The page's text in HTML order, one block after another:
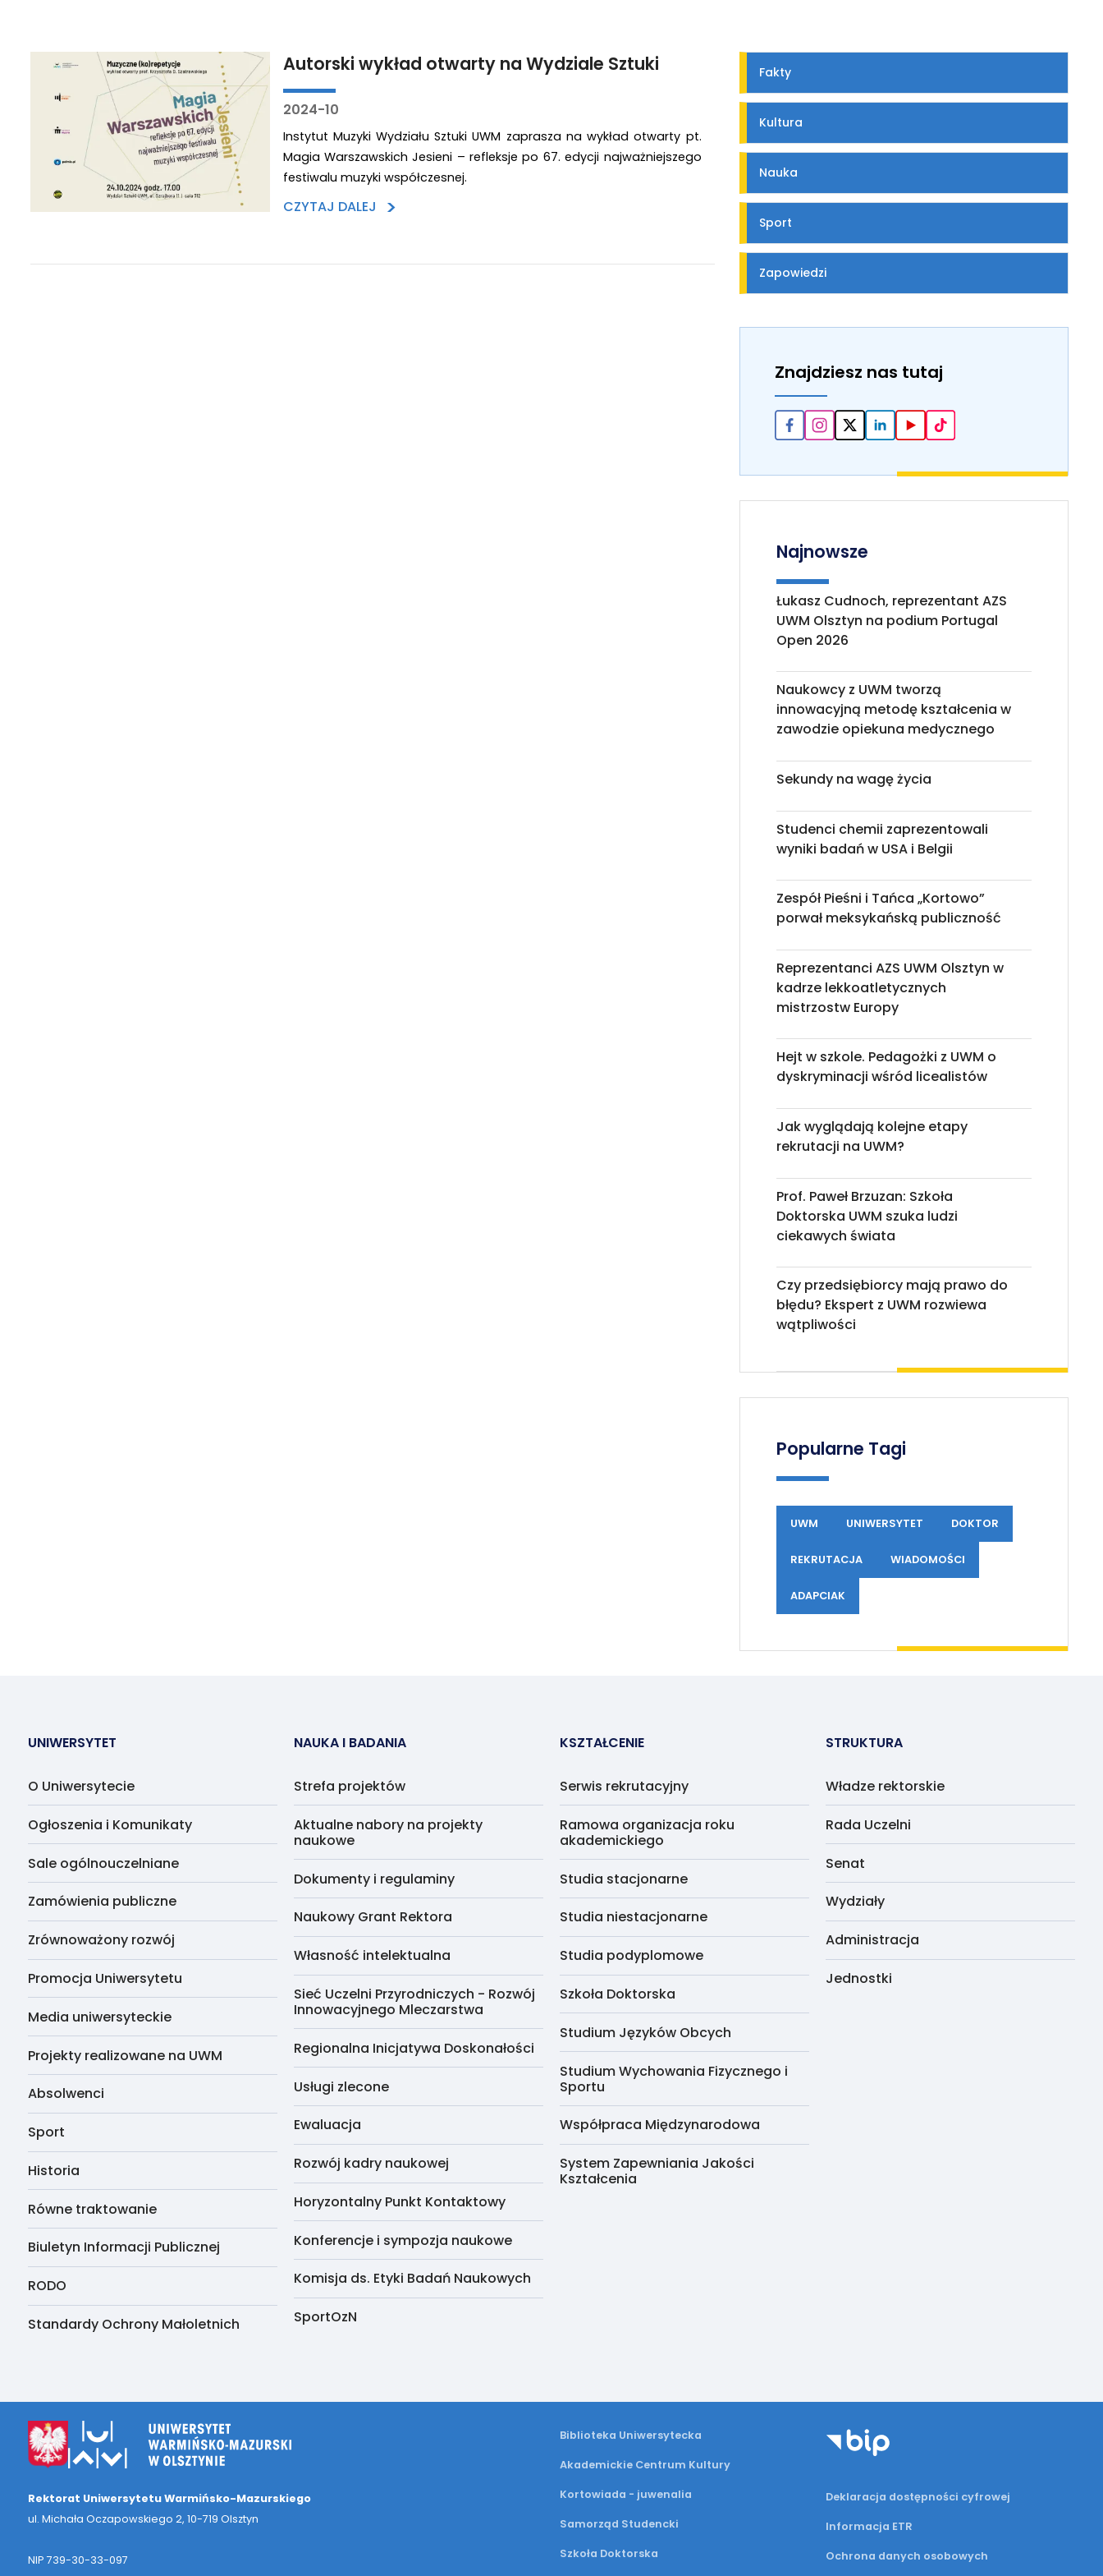
Autorski wykład otwarty na Wydziale Sztuki
2024-10
Instytut Muzyki Wydziału Sztuki UWM zaprasza na wykład otwarty pt.
Magia Warszawskich Jesieni – refleksje po 67. edycji najważniejszego
festiwalu muzyki współczesnej.
CZYTAJ DALEJ >
Fakty
Kultura
Nauka
Sport
Zapowiedzi
Znajdziesz nas tutaj
Najnowsze
Łukasz Cudnoch, reprezentant AZS
UWM Olsztyn na podium Portugal
Open 2026
Naukowcy z UWM tworzą
innowacyjną metodę kształcenia w
zawodzie opiekuna medycznego
Sekundy na wagę życia
Studenci chemii zaprezentowali
wyniki badań w USA i Belgii
Zespół Pieśni i Tańca „Kortowo”
porwał meksykańską publiczność
Reprezentanci AZS UWM Olsztyn w
kadrze lekkoatletycznych
mistrzostw Europy
Hejt w szkole. Pedagożki z UWM o
dyskryminacji wśród licealistów
Jak wyglądają kolejne etapy
rekrutacji na UWM?
Prof. Paweł Brzuzan: Szkoła
Doktorska UWM szuka ludzi
ciekawych świata
Czy przedsiębiorcy mają prawo do
błędu? Ekspert z UWM rozwiewa
wątpliwości
Popularne Tagi
UWM UNIWERSYTET DOKTOR
REKRUTACJA WIADOMOŚCI
ADAPCIAK
UNIWERSYTET
O Uniwersytecie
Ogłoszenia i Komunikaty
Sale ogólnouczelniane
Zamówienia publiczne
Zrównoważony rozwój
Promocja Uniwersytetu
Media uniwersyteckie
Projekty realizowane na UWM
Absolwenci
Sport
Historia
Równe traktowanie
Biuletyn Informacji Publicznej
RODO
Standardy Ochrony Małoletnich
NAUKA I BADANIA
Strefa projektów
Aktualne nabory na projekty
naukowe
Dokumenty i regulaminy
Naukowy Grant Rektora
Własność intelektualna
Sieć Uczelni Przyrodniczych - Rozwój
Innowacyjnego Mleczarstwa
Regionalna Inicjatywa Doskonałości
Usługi zlecone
Ewaluacja
Rozwój kadry naukowej
Horyzontalny Punkt Kontaktowy
Konferencje i sympozja naukowe
Komisja ds. Etyki Badań Naukowych
SportOzN
KSZTAŁCENIE
Serwis rekrutacyjny
Ramowa organizacja roku
akademickiego
Studia stacjonarne
Studia niestacjonarne
Studia podyplomowe
Szkoła Doktorska
Studium Języków Obcych
Studium Wychowania Fizycznego i
Sportu
Współpraca Międzynarodowa
System Zapewniania Jakości
Kształcenia
STRUKTURA
Władze rektorskie
Rada Uczelni
Senat
Wydziały
Administracja
Jednostki
Rektorat Uniwersytetu Warmińsko-Mazurskiego
ul. Michała Oczapowskiego 2, 10-719 Olsztyn
NIP 739-30-33-097
Biblioteka Uniwersytecka
Akademickie Centrum Kultury
Kortowiada - juwenalia
Samorząd Studencki
Szkoła Doktorska
Deklaracja dostępności cyfrowej
Informacja ETR
Ochrona danych osobowych